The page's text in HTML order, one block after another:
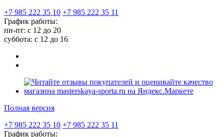
+7 985 222 35 10 +7 985 222 35 11
График работы:
пн-пт: с 12 до 20
суббота: c 12 до 16
Полная версия
+7 985 222 35 10 +7 985 222 35 11
График работы: